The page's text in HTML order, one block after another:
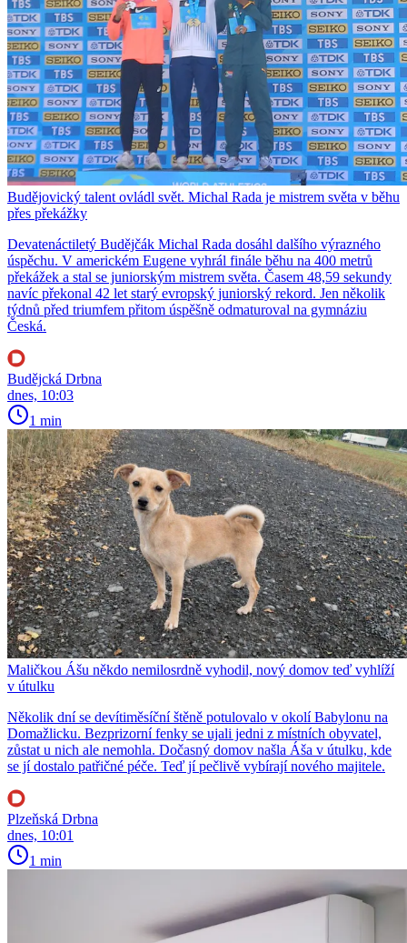
Budějovický talent ovládl svět. Michal Rada je mistrem světa v běhu
přes překážky
Devatenáctiletý Budějčák Michal Rada dosáhl dalšího výrazného
úspěchu. V americkém Eugene vyhrál finále běhu na 400 metrů
překážek a stal se juniorským mistrem světa. Časem 48,59 sekundy
navíc překonal 42 let starý evropský juniorský rekord. Jen několik
týdnů před triumfem přitom úspěšně odmaturoval na gymnáziu
Česká.
Budějcká Drbna
dnes, 10:03
1 min
Maličkou Ášu někdo nemilosrdně vyhodil, nový domov teď vyhlíží
v útulku
Několik dní se devítiměsíční štěně potulovalo v okolí Babylonu na
Domažlicku. Bezprizorní fenky se ujali jedni z místních obyvatel,
zůstat u nich ale nemohla. Dočasný domov našla Áša v útulku, kde
se jí dostalo patřičné péče. Teď jí pečlivě vybírají nového majitele.
Plzeňská Drbna
dnes, 10:01
1 min